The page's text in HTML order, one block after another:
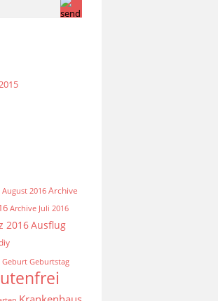
2016 Archive
Archive Juli 2016
2016Ausflug
Geburt Geburtstag